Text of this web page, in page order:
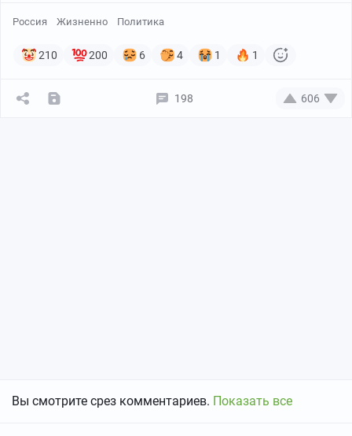
Россия Жизненно Политика
210 200 6 4 1 1
198 606
Вы смотрите срез комментариев. Показать все